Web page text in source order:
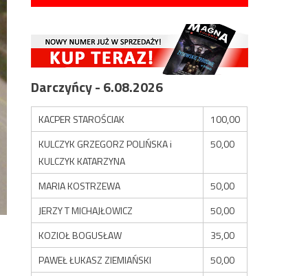
Darczyńcy - 6.08.2026
KACPER STAROŚCIAK
100,00
KULCZYK GRZEGORZ POLIŃSKA i
KULCZYK KATARZYNA
50,00
MARIA KOSTRZEWA
50,00
JERZY T MICHAJŁOWICZ
50,00
KOZIOŁ BOGUSŁAW
35,00
PAWEŁ ŁUKASZ ZIEMIAŃSKI
50,00